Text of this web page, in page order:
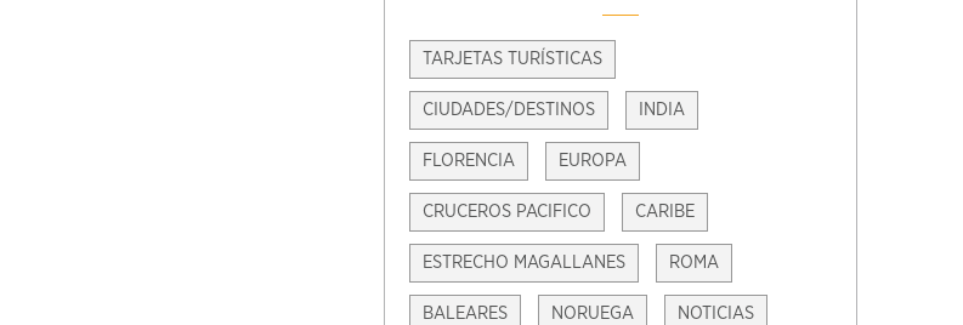
TARJETAS TURÍSTICAS
CIUDADES/DESTINOS INDIA
FLORENCIA EUROPA
CRUCEROS PACIFICO CARIBE
ESTRECHO MAGALLANES ROMA
BALEARES NORUEGA NOTICIAS